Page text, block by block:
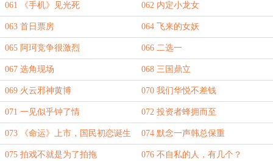
061 《手机》见光死 062 内定小龙女
063 首日票房 064 飞来的女妖
065 阿珂竞争很激烈 066 二选一
067 选角现场 068 三国鼎立
069 火云邪神黄博 070 我们华悦不差钱
071 一见似乎钟了情 072 投资者蜂拥而至
073 《命运》上市，国民初恋诞生 074 默念一声韩总保重
075 拍戏不就是为了拍拖 076 不自私的人，有几个？